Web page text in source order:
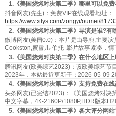
1.《美国烧烤对决第二季》哪里可以免
抖音网友(先生)：免费VIP在线观看地址：
https://www.xilys.com/zongyi/oumei/
2.《美国烧烤对决第二季》导演是谁?有
微博网友(美国0.0)：本片是由导演,主要
Cookston,蜜雪儿·伯托 .影片故事紧凑，情
3.《美国烧烤对决第二季》在什么地区
腾讯网友(欧美综艺2023)：该欧美综艺节
2023年，本站最近更新于：2026-05-09
4.《美国烧烤对决第二季》支持免费在
头条网友(已完结2023)：《美国烧烤对决
中文字幕，4K-2160P/1080P,HDR版本
5.《美国烧烤对决第二季》各大评分网站